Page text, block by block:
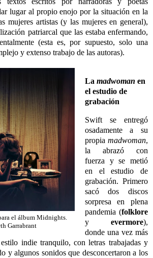
lugar al propio enojo por la situación en la
mujeres artistas (y las mujeres en general),
patriarcal que las estaba enfermando,
(esta es, por supuesto, solo una
y extenso trabajo de las autoras).
el álbum Midnights.
Garrabrant
La madwoman en
el estudio de
grabación
Swift se entregó
osadamente a su
propia madwoman,
la abrazó con
fuerza y se metió
en el estudio de
grabación. Primero
sacó dos discos
sorpresa en plena
pandemia (folklore
y evermore),
donde una vez más
indie tranquilo, con letras trabajadas y
y algunos sonidos que desconcertaron a los